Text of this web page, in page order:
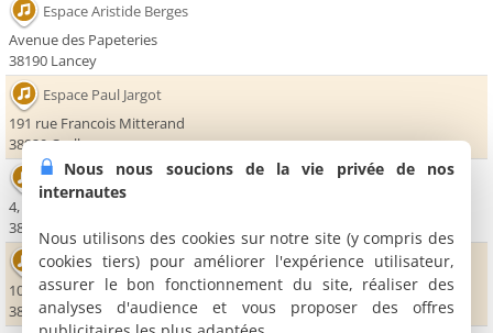
Espace Aristide Berges
Avenue des Papeteries
38190 Lancey
Espace Paul Jargot
191 rue Francois Mitterand
38920 Crolles
Maison de la Musique
4, avenue du Granier
38240 Meylan
La Villa
1080, chemin de la Croix Verte
38330 Montbonnot Saint-Martin
Nous nous soucions de la vie privée de nos
internautes
Nous utilisons des cookies sur notre site (y compris des
cookies tiers) pour améliorer l'expérience utilisateur,
assurer le bon fonctionnement du site, réaliser des
analyses d'audience et vous proposer des offres